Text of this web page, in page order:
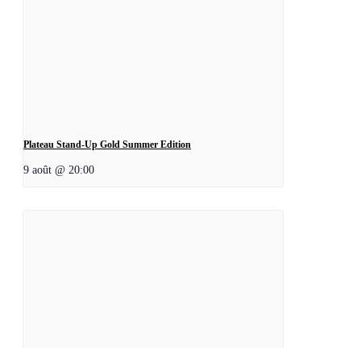
Plateau Stand-Up Gold Summer Edition
9 août @ 20:00